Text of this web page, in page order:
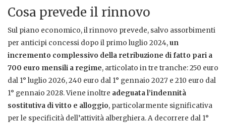
Cosa prevede il rinnovo
Sul piano economico, il rinnovo prevede, salvo assorbimenti
per anticipi concessi dopo il primo luglio 2024,un
incremento complessivo della retribuzione di fatto pari a
700 euro mensili a regime, articolato in tre tranche: 250 euro
dal 1° luglio 2026, 240 euro dal 1° gennaio 2027 e 210 euro dal
1° gennaio 2028. Viene inoltre adeguata l’indennità
sostitutiva di vitto e alloggio, particolarmente significativa
per le specificità dell’attività alberghiera. A decorrere dal 1°